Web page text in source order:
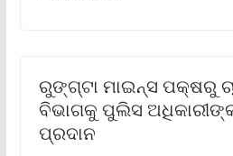
ରୁଙ୍ଗ୍‌ଟା ମାଇନ୍ସ ପକ୍ଷରୁ
ବିଭାଗକୁ ପୁଲିସ
ପ୍ରଦାନ